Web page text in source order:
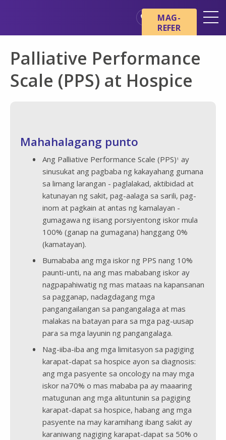
Mga Pangunahing Kaalaman
tungkol sa Hospice
Ang aming mga Serbisyo
alaga
MAG-
REFER
Palliative Performance
Scale (PPS) at Hospice
Mahahalagang punto
Ang Palliative Performance Scale (PPS)1 ay
sinusukat ang pagbaba ng kakayahang gumana
sa limang larangan - paglalakad, aktibidad at
katunayan ng sakit, pag-aalaga sa sarili, pag-
inom at pagkain at antas ng kamalayan -
gumagawa ng iisang porsiyentong iskor mula
100% (ganap na gumagana) hanggang 0%
(kamatayan).
Bumababa ang mga iskor ng PPS nang 10%
paunti-unti, na ang mas mababang iskor ay
nagpapahiwatig ng mas mataas na kapansanan
sa pagganap, nadagdagang mga
pangangailangan sa pangangalaga at mas
malakas na batayan para sa mga pag-uusap
para sa mga layunin ng pangangalaga.
Nag-iiba-iba ang mga limitasyon sa pagiging
karapat-dapat sa hospice ayon sa diagnosis:
ang mga pasyente sa oncology na may mga
iskor na70% o mas mababa pa ay maaaring
matugunan ang mga alituntunin sa pagiging
karapat-dapat​​​​​​​ sa hospice, habang ang mga
pasyente na may karamihang ibang sakit ay
karaniwang nagiging karapat-dapat sa 50% o